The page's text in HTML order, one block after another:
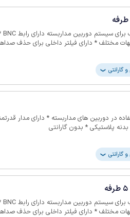
مختلف * دارای فیلتر داخلی برای حذف
❯
❯
مختلف * دارای فیلتر داخلی برای حذف